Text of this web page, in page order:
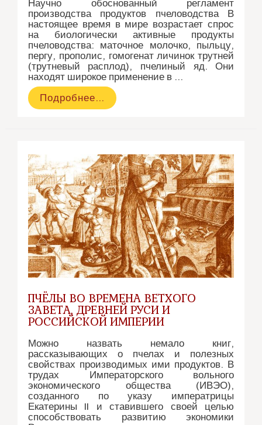
Научно обоснованный регламент
производства продуктов пчеловодства В
настоящее время в мире возрастает спрос
на биологически активные продукты
пчеловодства: маточное молочко, пыльцу,
пергу, прополис, гомогенат личинок трутней
(трутневый расплод), пчелиный яд. Они
находят широкое применение в …
Производство
и
Подробнее…
ПЧЁЛЫ ВО ВРЕМЕНА ВЕТХОГО
ЗАВЕТА, ДРЕВНЕЙ РУСИ И
РОССИЙСКОЙ ИМПЕРИИ
Можно назвать немало книг,
рассказывающих о пчелах и полезных
свойствах производимых ими продуктов. В
трудах Императорского вольного
экономического общества (ИВЭО),
созданного по указу императрицы
Екатерины II и ставившего своей целью
способствовать развитию экономики